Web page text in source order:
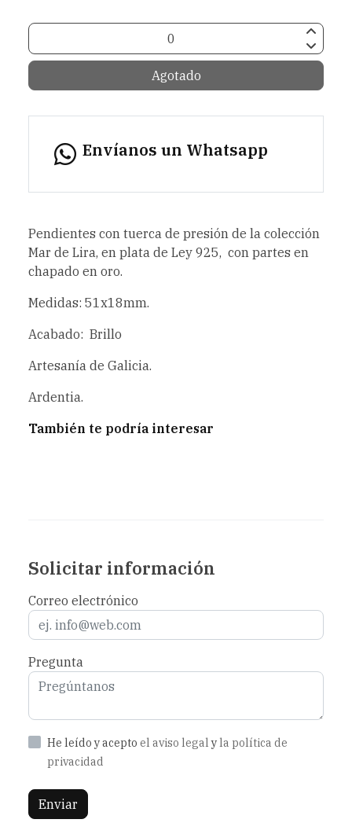
Agotado
Envíanos un Whatsapp
Pendientes con tuerca de presión de la colección
Mar de Lira, en plata de Ley 925, con partes en
chapado en oro.
Medidas: 51x18mm.
Acabado: Brillo
Artesanía de Galicia.
Ardentia.
También te podría interesar
Solicitar información
Correo electrónico
Pregunta
He leído y acepto el aviso legalyla política de
privacidad
Enviar